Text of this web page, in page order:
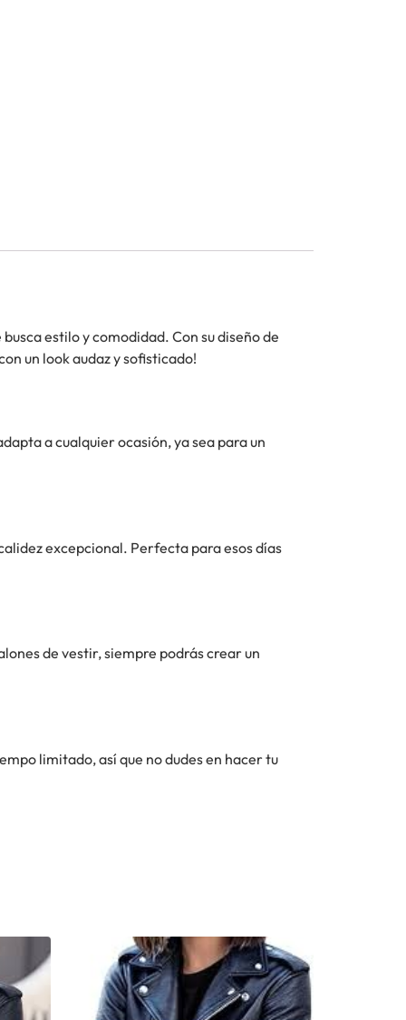
estilo y comodidad. Con su diseño de
un look audaz y sofisticado!
a cualquier ocasión, ya sea para un
excepcional. Perfecta para esos días
de vestir, siempre podrás crear un
limitado, así que no dudes en hacer tu